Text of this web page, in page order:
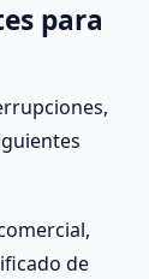
para
de